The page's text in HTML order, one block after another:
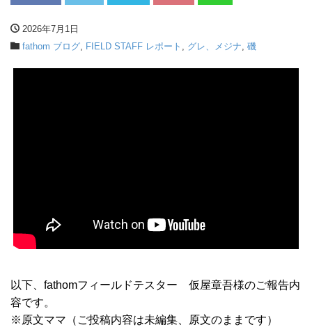
2026年7月1日
fathom ブログ FIELD STAFF レポート グレ、メジナ 磯
以下、fathomフィールドテスター 仮屋章吾様のご報告内
容です。
※原文ママ（ご投稿内容は未編集、原文のままです）